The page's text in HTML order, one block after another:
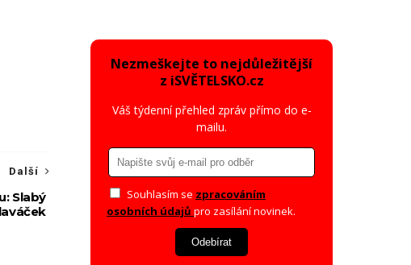
Další
Slabý
Nezmeškejte to nejdůležitější
z iSVĚTELSKO.cz
Váš týdenní přehled zpráv přímo do e-
mailu.
Souhlasím se zpracováním
osobních údajů pro zasílání novinek.
Odebírat